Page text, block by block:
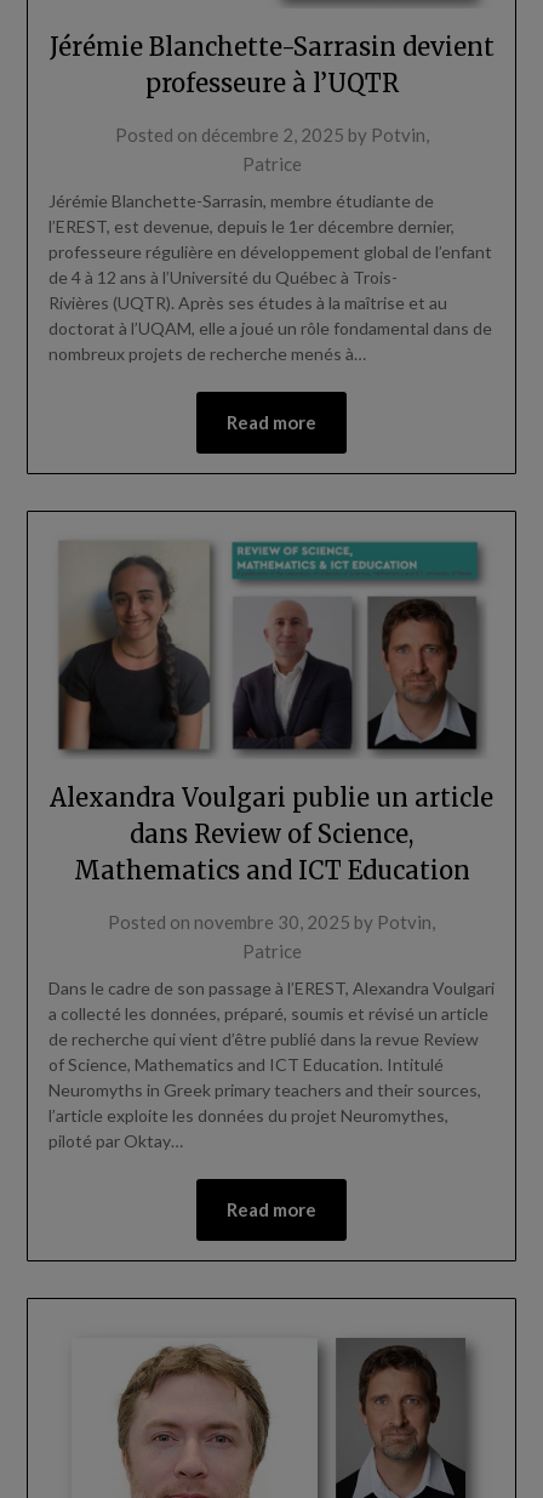
Jérémie Blanchette-Sarrasin devient
professeure à l’UQTR
Posted on décembre 2, 2025 by Potvin,
Patrice
Jérémie Blanchette-Sarrasin, membre étudiante de
l’EREST, est devenue, depuis le 1er décembre dernier,
professeure régulière en développement global de l’enfant
de 4 à 12 ans à l’Université du Québec à Trois-
Rivières (UQTR). Après ses études à la maîtrise et au
doctorat à l’UQAM, elle a joué un rôle fondamental dans de
nombreux projets de recherche menés à…
Read more
Alexandra Voulgari publie un article
dans Review of Science,
Mathematics and ICT Education
Posted on novembre 30, 2025 by Potvin,
Patrice
Dans le cadre de son passage à l’EREST, Alexandra Voulgari
a collecté les données, préparé, soumis et révisé un article
de recherche qui vient d’être publié dans la revue Review
of Science, Mathematics and ICT Education. Intitulé
Neuromyths in Greek primary teachers and their sources,
l’article exploite les données du projet Neuromythes,
piloté par Oktay…
Read more